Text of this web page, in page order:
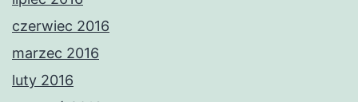
czerwiec 2016
marzec 2016
luty 2016